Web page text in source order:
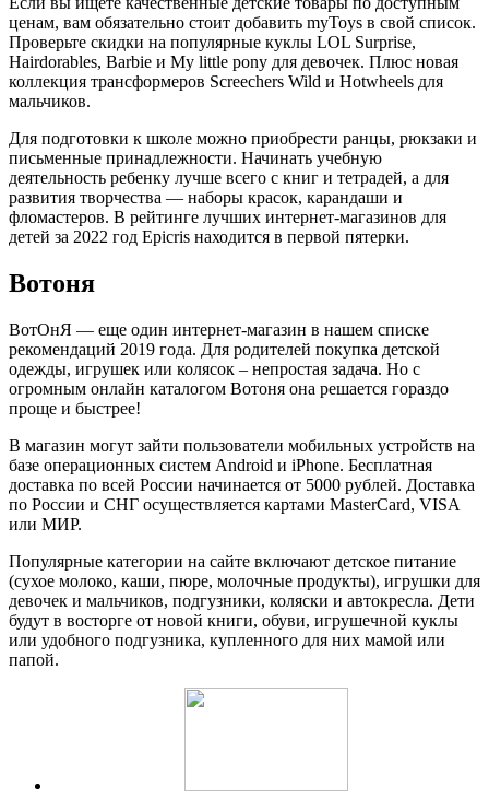
ценам, вам обязательно стоит добавить myToys в свой список.
Проверьте скидки на популярные куклы LOL Surprise,
Hairdorables, Barbie и My little pony для девочек. Плюс новая
коллекция трансформеров Screechers Wild и Hotwheels для
мальчиков.
Для подготовки к школе можно приобрести ранцы, рюкзаки и
письменные принадлежности. Начинать учебную
деятельность ребенку лучше всего с книг и тетрадей, а для
развития творчества — наборы красок, карандаши и
фломастеров. В рейтинге лучших интернет-магазинов для
детей за 2022 год Epicris находится в первой пятерки.
Вотоня
ВотОнЯ — еще один интернет-магазин в нашем списке
рекомендаций 2019 года. Для родителей покупка детской
одежды, игрушек или колясок – непростая задача. Но с
огромным онлайн каталогом Вотоня она решается гораздо
проще и быстрее!
В магазин могут зайти пользователи мобильных устройств на
базе операционных систем Android и iPhone. Бесплатная
доставка по всей России начинается от 5000 рублей. Доставка
по России и СНГ осуществляется картами MasterСard, VISA
или МИР.
Популярные категории на сайте включают детское питание
(сухое молоко, каши, пюре, молочные продукты), игрушки для
девочек и мальчиков, подгузники, коляски и автокресла. Дети
будут в восторге от новой книги, обуви, игрушечной куклы
или удобного подгузника, купленного для них мамой или
папой.